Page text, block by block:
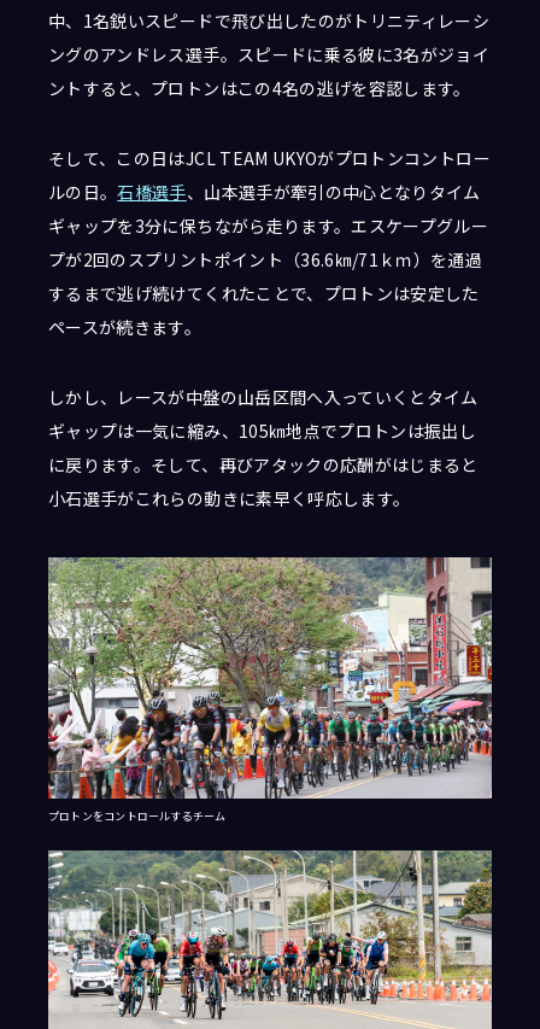
中、1名鋭いスピードで飛び出したのがトリニティレーシ
ングのアンドレス選手。スピードに乗る彼に3名がジョイ
ントすると、プロトンはこの4名の逃げを容認します。
そして、この日はJCL TEAM UKYOがプロトンコントロー
ルの日。石橋選手、山本選手が牽引の中心となりタイム
ギャップを3分に保ちながら走ります。エスケープグルー
プが2回のスプリントポイント（36.6㎞/71ｋｍ）を通過
するまで逃げ続けてくれたことで、プロトンは安定した
ペースが続きます。
しかし、レースが中盤の山岳区間へ入っていくとタイム
ギャップは一気に縮み、105㎞地点でプロトンは振出し
に戻ります。そして、再びアタックの応酬がはじまると
小石選手がこれらの動きに素早く呼応します。
プロトンをコントロールするチーム